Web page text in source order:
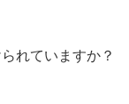
れていますか？